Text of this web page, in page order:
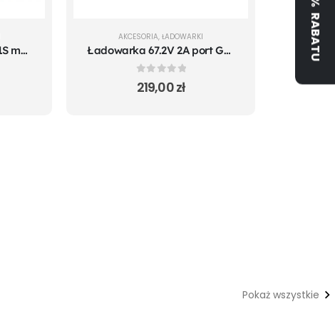
Ładowarka Xiaomi Mi 1S m365 Pro Mi Pro 2 Essential - zamiennik
AKCESORIA, ŁADOWARKI
Ładowarka 67.2V 2A port GX-16
0out of 5
219,00zł
Pokaż wszystkie